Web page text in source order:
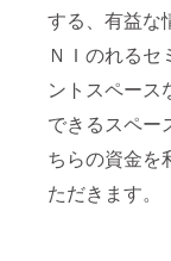
する、有益な
ＮＩのれるセ
ントスペース
できるスペー
ちらの資金を
ただきます。